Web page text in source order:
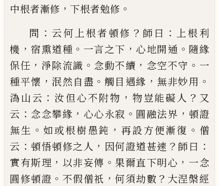
中根者漸修 ， 下根者勉修 。
問 ： 云何上根者頓修 ？ 師曰 ：
上根利
機 ， 宿熏道種 。 一言之下 ， 心地開通 。 隨緣
保任 ， 淨除流識 。 念動不續 ， 念空不守 。 一
種平懷 ， 泯然自盡 。 觸目遇緣 ， 無非妙用 。
溈山云 ： 汝但心不附物 ， 物豈能礙人 ？ 又
云 ： 念念攀緣 ， 心心永寂 。 圓融法界 ， 頓證
無生 。 如或根樹愚鈍 ， 再設方便漸復 。 僧
云 ： 頓悟頓修之人 ， 因何證道甚速 ？ 師曰 ：
實有斯理 ， 以非妄傳 。 果爾直下明心 ， 一念
圓修頓證 。 不假僧祇 ，何須劫數 ？ 大涅槃經